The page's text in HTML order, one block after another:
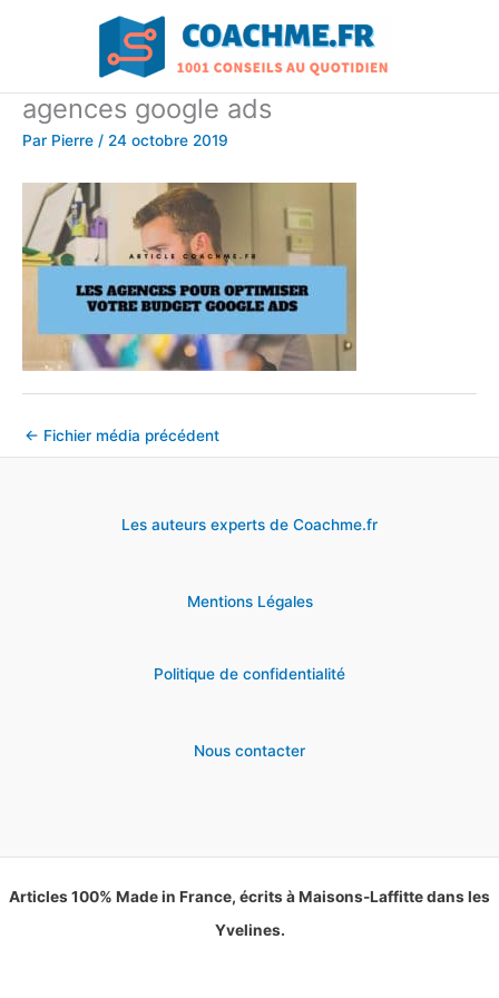
agences google ads
Par Pierre / 24 octobre 2019
← Fichier média précédent
Les auteurs experts de Coachme.fr
Mentions Légales
Politique de confidentialité
Nous contacter
Articles 100% Made in France, écrits à Maisons-Laffitte dans les
Yvelines.